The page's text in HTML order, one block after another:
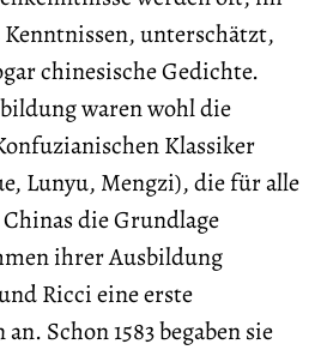
unterschätzt,
chinesische Gedichte.
waren wohl die
Klassiker
Lunyu, Mengzi), die für alle
die Grundlage
ihrer Ausbildung
Ricci eine erste
Schon 1583 begaben sie